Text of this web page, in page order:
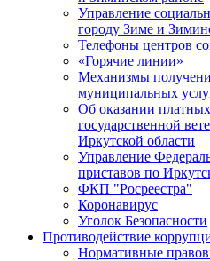
Управление
городу Зиме и
Телефоны центров
«Горячие линии»
Механизмы
муниципальных
Об оказании
государственной
Иркутской области
Управление
приставов по
ФКП "Росреестра"
Коронавирус
Уголок Безопасности
Противодействие
Нормативные